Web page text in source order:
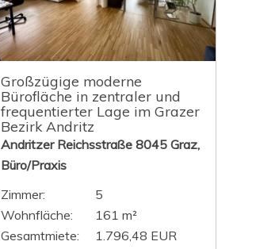
Großzügige moderne
Bürofläche in zentraler und
frequentierter Lage im Grazer
Bezirk Andritz
Andritzer Reichsstraße 8045 Graz,
Büro/Praxis
Zimmer:
5
Wohnfläche:
161 m²
Gesamtmiete:
1.796,48 EUR